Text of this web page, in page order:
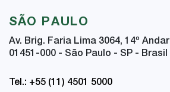
SÃO PAULO
Av. Brig. Faria Lima 3064, 14º Andar
01451-000 - São Paulo - SP - Brasil
Tel.: +55 (11) 4501 5000